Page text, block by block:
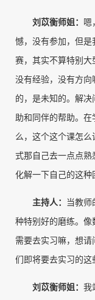
刘苡衡师姐 ：
嗯
憾，没有参加，但
赛，其实不算特别
没有经验，没有方
的，是未知的。解
助和同伴的帮助。
么，这个这个课怎
式那自己去一点点
化解一下自己的这种
主持人：
当教师
种特别好的磨练。
需要去实习嘛，想
们即将要去实习的这
刘苡衡师姐 ： 我